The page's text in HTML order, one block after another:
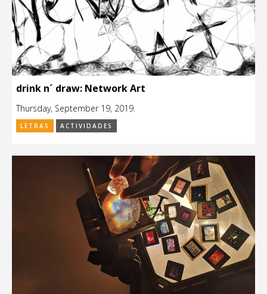
drink n´ draw: Network Art
Thursday, September 19, 2019.
LETRAS ACTIVIDADES